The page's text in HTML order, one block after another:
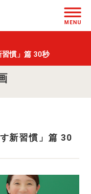
MENU
習慣」篇 30秒
新習慣」篇 30